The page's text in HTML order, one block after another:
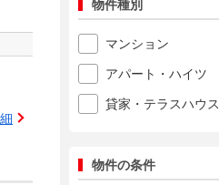
物件種別
マンション
アパート・ハイツ
貸家・テラスハウス
物件の条件